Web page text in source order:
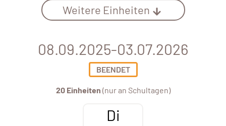
Weitere Einheiten
08.09.2025-03.07.2026
BEENDET
20 Einheiten (nur an Schultagen)
Di